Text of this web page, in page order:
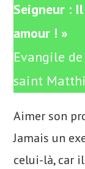
Seigneur :
amour ! »
Evangile
saint
Aimer son
Jamais un
celui-là, car